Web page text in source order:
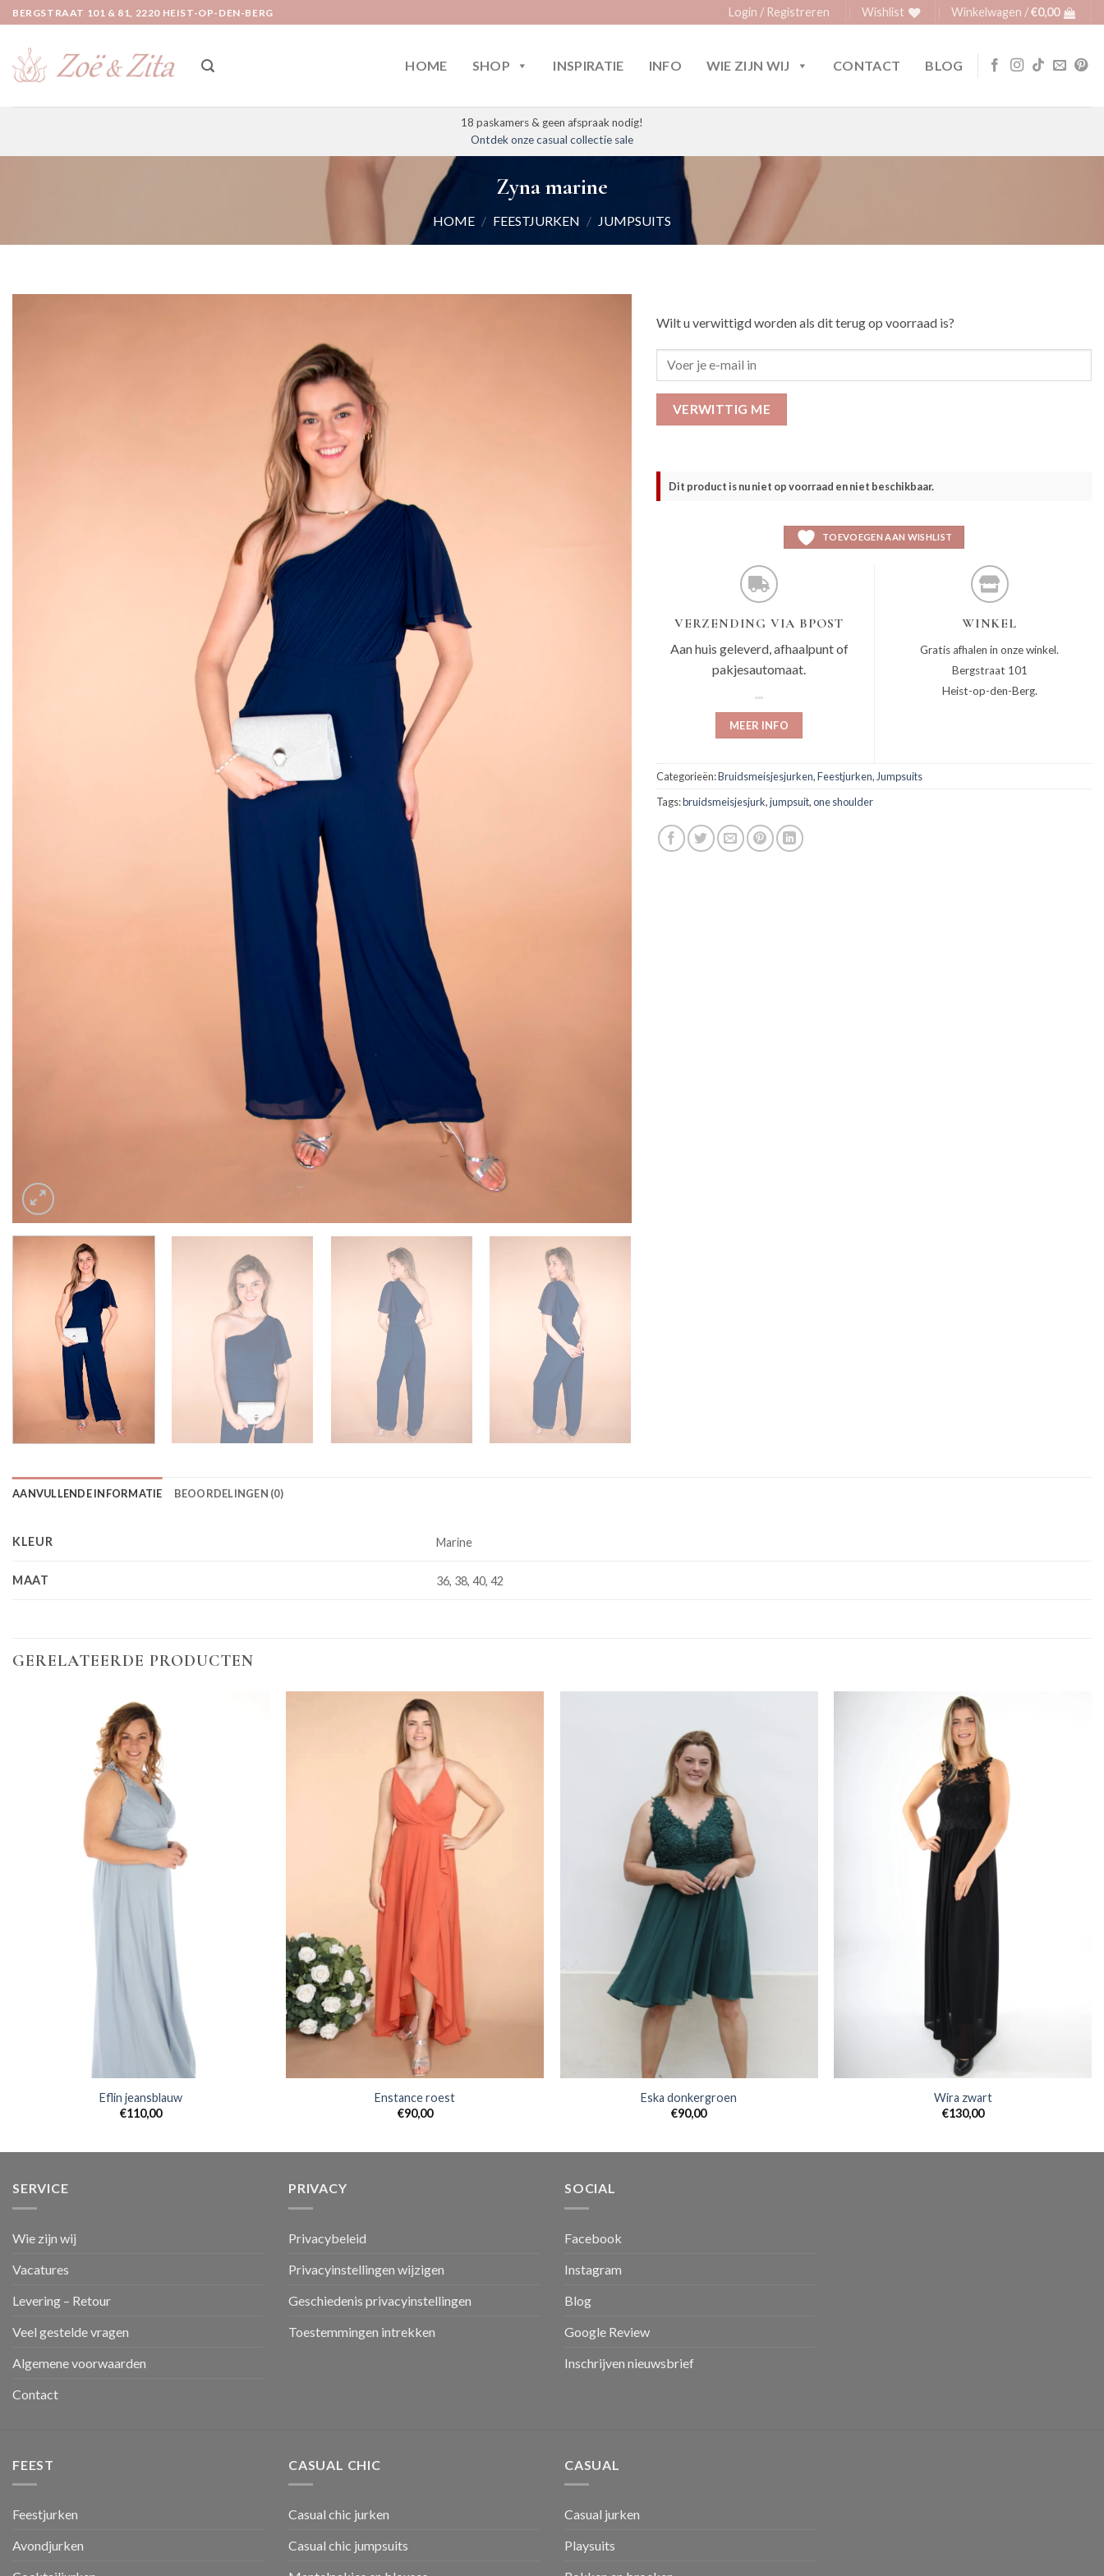
Ga
naar
inhoud
BERGSTRAAT 101 & 81, 2220 HEIST-OP-DEN-BERG Login / Registreren Wishlist Winkelwagen /€0,00
HOME SHOP INSPIRATIE INFO WIE ZIJN WIJ CONTACT BLOG
18 paskamers & geen afspraak nodig!
Ontdek onze casual collectie sale
Zyna marine
HOME / FEESTJURKEN / JUMPSUITS
Wilt u verwittigd worden als dit terug op voorraad is?
VERWITTIG ME
Dit product is nu niet op voorraad en niet beschikbaar.
TOEVOEGEN AAN WISHLIST
VERZENDING VIA BPOST
Aan huis geleverd, afhaalpunt of
pakjesautomaat.
MEER INFO
WINKEL
Gratis afhalen in onze winkel.
Bergstraat 101
Heist-op-den-Berg.
Categorieën:Bruidsmeisjesjurken,Feestjurken, Jumpsuits
Tags:bruidsmeisjesjurk,jumpsuit,one shoulder
AANVULLENDE INFORMATIE BEOORDELINGEN (0)
KLEUR Marine
MAAT 36, 38, 40, 42
GERELATEERDE PRODUCTEN
Eflin jeansblauw
€110,00
Enstance roest
€90,00
Eska donkergroen
€90,00
Wira zwart
€130,00
SERVICE
Wie zijn wij
Vacatures
Levering – Retour
Veel gestelde vragen
Algemene voorwaarden
Contact
PRIVACY
Privacybeleid
Privacyinstellingen wijzigen
Geschiedenis privacyinstellingen
Toestemmingen intrekken
SOCIAL
Facebook
Instagram
Blog
Google Review
Inschrijven nieuwsbrief
FEEST
Feestjurken
Avondjurken
CASUAL CHIC
Casual chic jurken
Casual chic jumpsuits
CASUAL
Casual jurken
Playsuits